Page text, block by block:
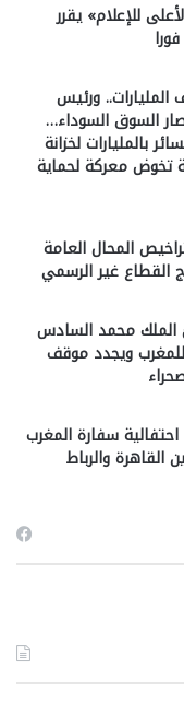
للإعلام» يقرر
المليارات.. ورئيس
السوق السوداء…
بالمليارات لخزانة
تخوض معركة لحماية
المحال العامة
القطاع غير الرسمي
الملك محمد السادس
ويجدد موقف
سفارة المغرب
القاهرة والرباط